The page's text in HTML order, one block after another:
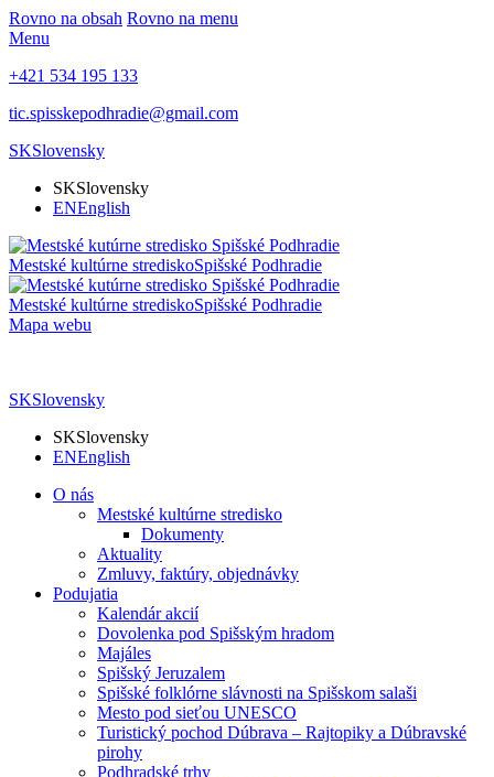
Rovno na obsah Rovno na menu
Menu
+421 534 195 133
tic.spisskepodhradie@gmail.com
SKSlovensky
SKSlovensky
ENEnglish
Mestské kultúrne strediskoSpišské Podhradie
Mestské kultúrne strediskoSpišské Podhradie
Mapa webu
SKSlovensky
SKSlovensky
ENEnglish
O nás
Mestské kultúrne stredisko
Dokumenty
Aktuality
Zmluvy, faktúry, objednávky
Podujatia
Kalendár akcií
Dovolenka pod Spišským hradom
Majáles
Spišský Jeruzalem
Spišské folklórne slávnosti na Spišskom salaši
Mesto pod sieťou UNESCO
Turistický pochod Dúbrava – Rajtopiky a Dúbravské
pirohy
Podhradské trhy